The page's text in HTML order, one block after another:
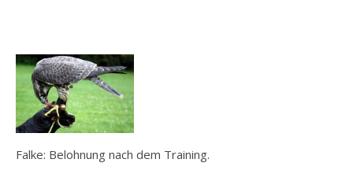
Falke: Belohnung nach dem Training.